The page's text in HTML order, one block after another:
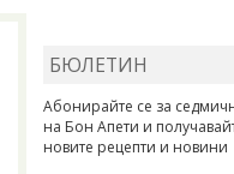
БЮЛЕТИН
Абонирайте се за
на Бон Апети и
новите рецепти и новини